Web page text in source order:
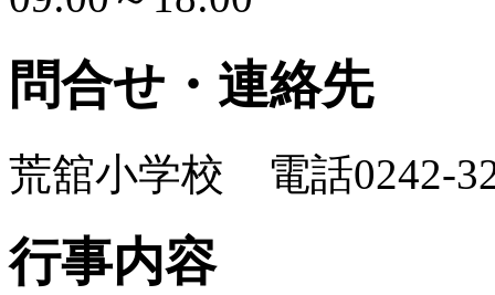
問合せ・連絡先
荒舘小学校 電話0242-
行事内容